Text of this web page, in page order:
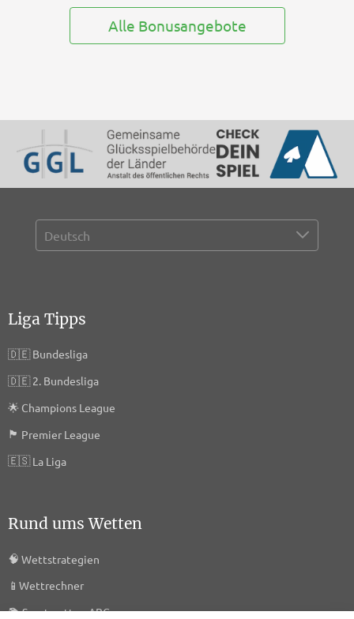
Alle Bonusangebote
Liga Tipps
🇩🇪Bundesliga
🇩🇪2. Bundesliga
🌟 Champions League
🏴󠁧󠁢󠁥󠁮󠁧󠁿 Premier League
🇪🇸La Liga
Rund ums Wetten
🧠 Wettstrategien
📱 Wettrechner
📚Sportwetten ABC